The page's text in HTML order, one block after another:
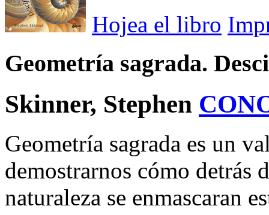
Hojea el libro
Geometría sagrada.
Skinner, Stephen
Geometría sagrada es un
demostrarnos cómo detrás
naturaleza se enmascaran